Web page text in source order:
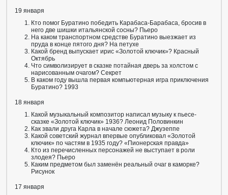
19 января
Кто помог Буратино победить Карабаса-Барабаса, бросив в
него две шишки итальянской сосны? Пьеро
На каком транспортном средстве Буратино выезжает из
пруда в конце пятого дня? На петухе
Какой бренд выпускает ирис «Золотой ключик»? Красный
Октябрь
Что символизирует в сказке потайная дверь за холстом с
нарисованным очагом? Секрет
В каком году вышла первая компьютерная игра приключения
Буратино? 1993
18 января
Какой музыкальный композитор написал музыку к пьесе-
сказке «Золотой ключик» 1936? Леонид Половинкин
Как звали друга Карла в начале сюжета? Джузеппе
Какой советский журнал впервые опубликовал «Золотой
ключик» по частям в 1935 году? «Пионерская правда»
Кто из перечисленных персонажей не выступает в роли
злодея? Пьеро
Каким предметом был заменён реальный очаг в каморке?
Рисунок
17 января